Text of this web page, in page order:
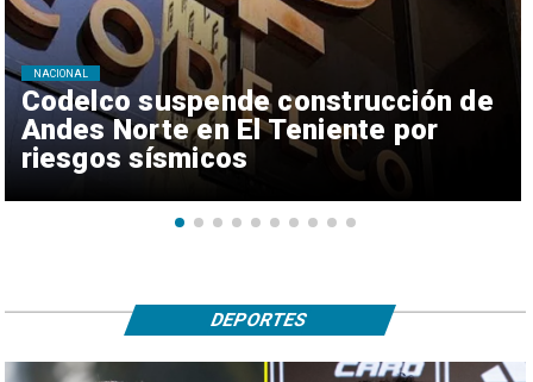
Codelco suspende construcción de
Andes Norte en El Teniente por
riesgos sísmicos
NACIONAL
DEPORTES